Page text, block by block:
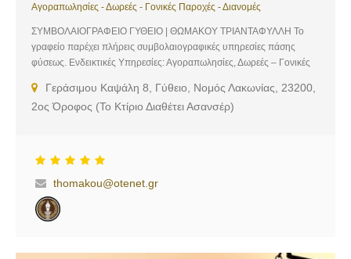
Αγοραπωλησίες - Δωρεές - Γονικές Παροχές - Διανομές
ΣΥΜΒΟΛΑΙΟΓΡΑΦΕΙΟ ΓΥΘΕΙΟ | ΘΩΜΑΚΟΥ ΤΡΙΑΝΤΑΦΥΛΛΗ Το
γραφείο παρέχει πλήρεις συμβολαιογραφικές υπηρεσίες πάσης
φύσεως. Ενδεικτικές Υπηρεσίες: Αγοραπωλησίες, Δωρεές – Γονικές
Γεράσιμου Καψάλη 8, Γύθειο, Νομός Λακωνίας, 23200,
2ος Όροφος (Το Κτίριο Διαθέτει Ασανσέρ)
thomakou@otenet.gr